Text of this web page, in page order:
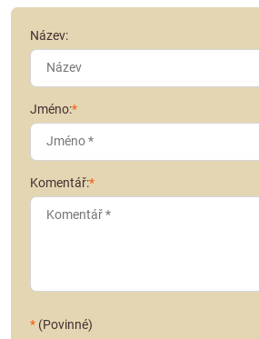
Název:
Jméno:*
Komentář:*
* (Povinné)